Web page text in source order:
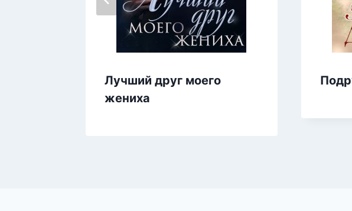
Лучший друг моего
жениха